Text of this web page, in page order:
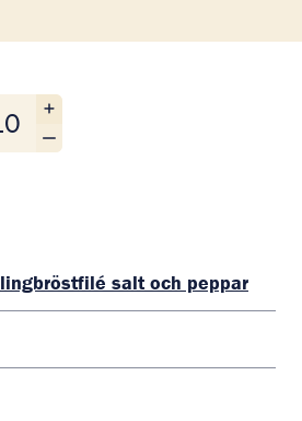
personer
salt och peppar